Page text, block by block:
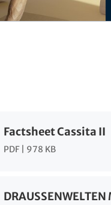
Factsheet Cassita II
PDF | 978 KB